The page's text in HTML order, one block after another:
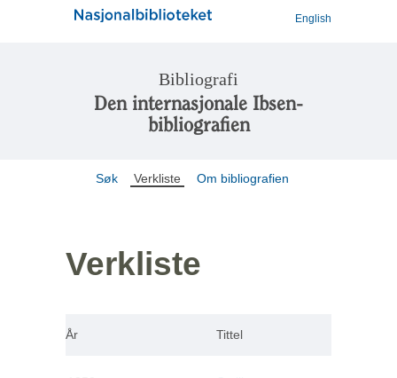
English
Bibliografi
Den internasjonale Ibsen-
bibliografien
Søk Verkliste Om bibliografien
Verkliste
År Tittel